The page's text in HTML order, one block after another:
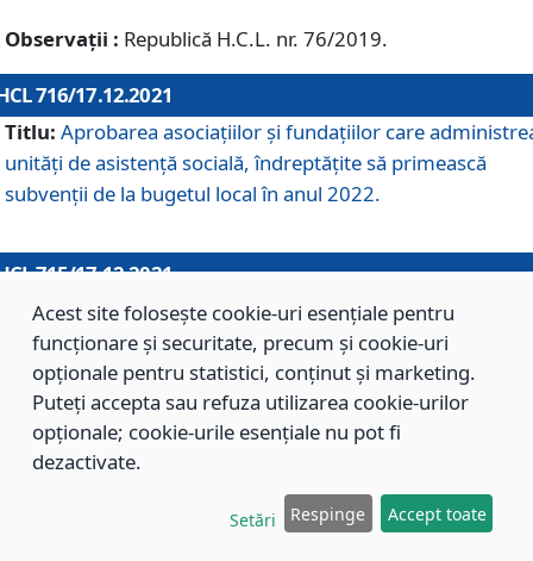
Observații : Republică H.C.L. nr. 76/2019.
716/17.12.2021
Titlu: Aprobarea asociaţiilor şi fundaţiilor care
unităţi de asistenţă socială, îndreptăţite să primească
subvenţii de la bugetul local în anul 2022.
715/17.12.2021
Titlu: Aprobarea Planului de acţiuni sau lucrări de interes
local pentru anul 2022.
714/17.12.2021
Titlu: Modificarea Anexei la H.C.L. nr. 709/2020 privind
aprobarea Regulamentului de Organizare şi Funcţionare
Direcţiei de Asistenţă Socială Braşov.
Acest site folosește cookie-uri esențiale pentru
funcționare și securitate, precum și cookie-uri
opționale pentru statistici, conținut și marketing.
Puteți accepta sau refuza utilizarea cookie-urilor
opționale; cookie-urile esențiale nu pot fi
dezactivate.
Setări Respinge Accept toate